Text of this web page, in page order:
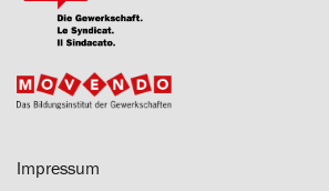
Impressum